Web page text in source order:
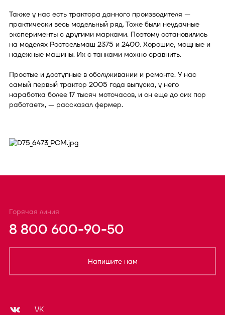
Также у нас есть трактора данного производителя —
практически весь модельный ряд. Тоже были неудачные
эксперименты с другими марками. Поэтому остановились
на моделях Ростсельмаш 2375 и 2400. Хорошие, мощные и
надежные машины. Их с танками можно сравнить.
Простые и доступные в обслуживании и ремонте. У нас
самый первый трактор 2005 года выпуска, у него
наработка более 17 тысяч моточасов, и он еще до сих пор
работает», — рассказал фермер.
Горячая линия
8 800 600-90-50
Напишите нам
VK